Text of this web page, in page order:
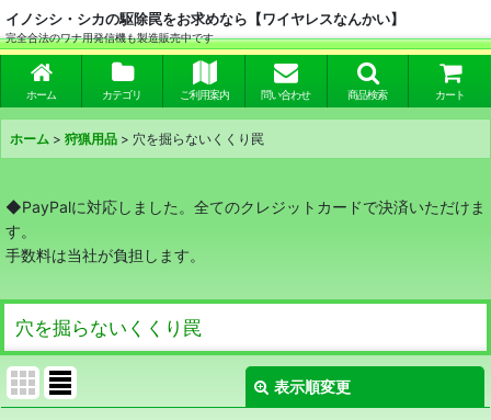
イノシシ・シカの駆除罠をお求めなら【ワイヤレスなんかい】
完全合法のワナ用発信機も製造販売中です
ホーム カテゴリ ご利用案内 問い合わせ 商品検索 カート
ホーム > 狩猟用品 > 穴を掘らないくくり罠
◆PayPalに対応しました。全てのクレジットカードで決済いただけま
す。
手数料は当社が負担します。
穴を掘らないくくり罠
表示順変更